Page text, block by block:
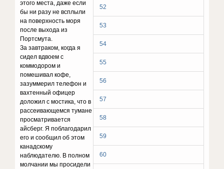
52
53
54
55
56
57
58
59
60
этого места, даже если
бы ни разу не всплыли
на поверхность моря
после выхода из
Портсмута.
За завтраком, когда я
сидел вдвоем с
коммодором и
помешивал кофе,
зазуммерил телефон и
вахтенный офицер
доложил с мостика, что в
рассеивающемся тумане
просматривается
айсберг. Я поблагодарил
его и сообщил об этом
канадскому
наблюдателю. В полном
молчании мы просидели